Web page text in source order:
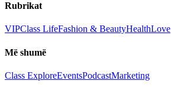
Rubrikat
VIPClass LifeFashion & BeautyHealthLove
Më shumë
Class ExploreEventsPodcastMarketing